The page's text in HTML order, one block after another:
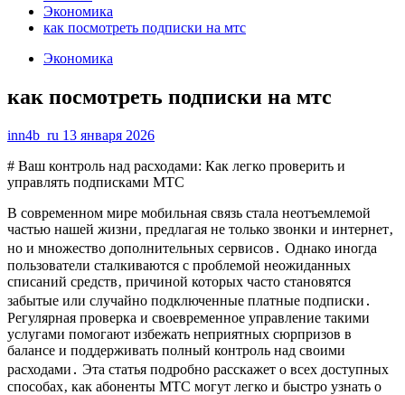
Экономика
как посмотреть подписки на мтс
Экономика
как посмотреть подписки на мтс
inn4b_ru 13 января 2026
# Ваш контроль над расходами: Как легко проверить и
управлять подписками МТС
В современном мире мобильная связь стала неотъемлемой
частью нашей жизни‚ предлагая не только звонки и интернет‚
но и множество дополнительных сервисов․ Однако иногда
пользователи сталкиваются с проблемой неожиданных
списаний средств‚ причиной которых часто становятся
забытые или случайно подключенные платные подписки․
Регулярная проверка и своевременное управление такими
услугами помогают избежать неприятных сюрпризов в
балансе и поддерживать полный контроль над своими
расходами․ Эта статья подробно расскажет о всех доступных
способах‚ как абоненты МТС могут легко и быстро узнать о